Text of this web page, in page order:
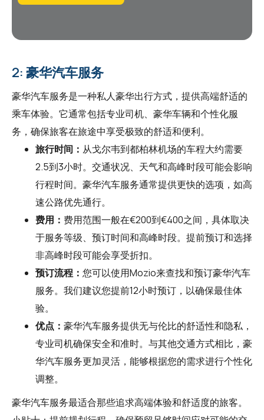
2: 豪华汽车服务
豪华汽车服务是一种私人豪华出行方式，提供高端舒适的
乘车体验。它通常包括专业司机、豪华车辆和个性化服
务，确保旅客在旅途中享受极致的舒适和便利。
旅行时间： 从戈尔韦到都柏林机场的车程大约需要
2.5到3小时。交通状况、天气和高峰时段可能会影响
行程时间。豪华汽车服务通常提供更快的选项，如高
速公路优先通行。
费用： 费用范围一般在€200到€400之间，具体取决
于服务等级、预订时间和高峰时段。提前预订和选择
非高峰时段可能会享受折扣。
预订流程： 您可以使用Mozio来查找和预订豪华汽车
服务。我们建议您提前12小时预订，以确保最佳体
验。
优点： 豪华汽车服务提供无与伦比的舒适性和隐私，
专业司机确保安全和准时。与其他交通方式相比，豪
华汽车服务更加灵活，能够根据您的需求进行个性化
调整。
豪华汽车服务最适合那些追求高端体验和舒适度的旅客。